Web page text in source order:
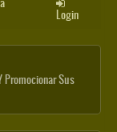
Login
Promocionar Sus